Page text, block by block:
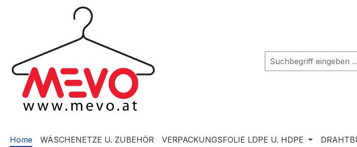
Zur Hauptnavigation springen
Home WÄSCHENETZE U. ZUBEHÖR VERPACKUNGSFOLIE LDPE U. HDPE